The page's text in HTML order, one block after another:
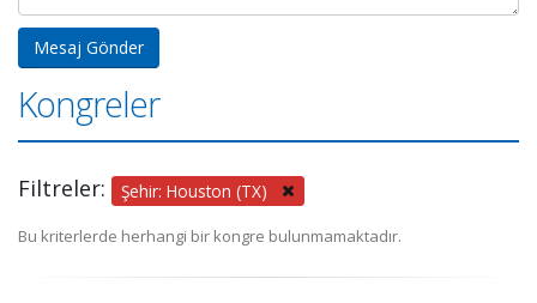
Kongreler
Filtreler: Şehir: Houston (TX)
Bu kriterlerde herhangi bir kongre bulunmamaktadır.